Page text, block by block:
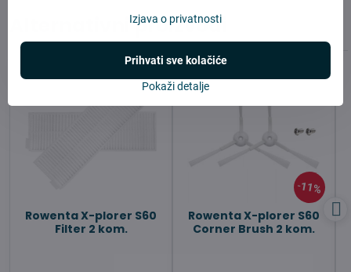
Alternativni proizvodi
Rowenta X-plorer S60
Filter 2 kom.
11%
Rowenta X-plorer S60
Corner Brush 2 kom.
Izjava o privatnosti
Pokaži detalje
Prihvati sve kolačiće